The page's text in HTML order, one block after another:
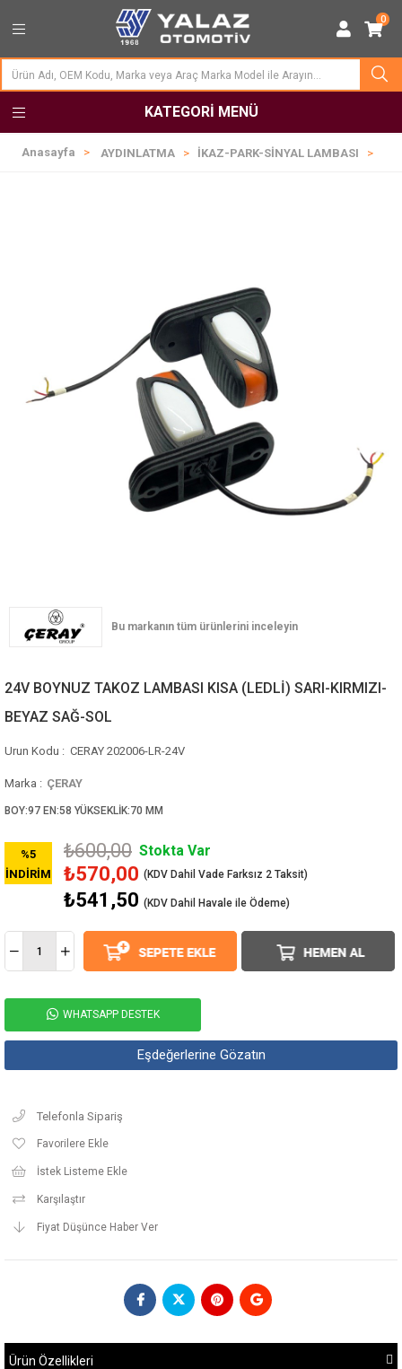
0
KATEGORI MENÜ
Anasayfa AYDINLATMA İKAZ-PARK-SİNYAL LAMBASI
24V BOYNUZ TAKOZ LAMBASI KISA (LEDLİ) SARI-KIRMIZI-
BEYAZ SAĞ-SOL
CERAY 202006-LR-24V
Marka : ÇERAY
BOY:97 EN:58 YÜKSEKLİK:70 MM
%5
İNDIRIM
₺600,00 Stokta Var
₺570,00
₺541,50 (KDV Dahil Havale ile Ödeme)
WHATSAPP DESTEK
Eşdeğerlerine Gözatın
Telefonla Sipariş
Favorilere Ekle
İstek Listeme Ekle
Karşılaştır
Fiyat Düşünce Haber Ver
Ürün Özellikleri